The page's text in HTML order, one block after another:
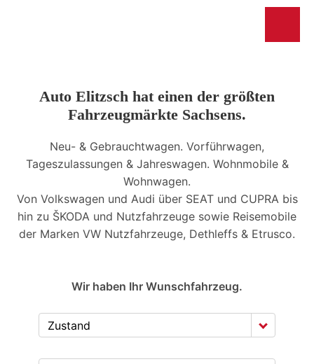
Auto Elitzsch hat einen der größten
Fahrzeugmärkte Sachsens.
Neu- & Gebrauchtwagen. Vorführwagen,
Tageszulassungen & Jahreswagen. Wohnmobile &
Wohnwagen.
Von Volkswagen und Audi über SEAT und CUPRA bis
hin zu ŠKODA und Nutzfahrzeuge sowie Reisemobile
der Marken VW Nutzfahrzeuge, Dethleffs & Etrusco.
Wir haben Ihr Wunschfahrzeug.
Zustand